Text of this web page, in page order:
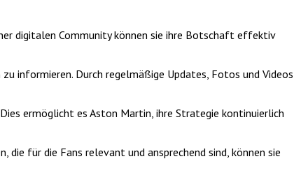
digitalen Community können sie ihre Botschaft effektiv
informieren. Durch regelmäßige Updates, Fotos und Videos
ermöglicht es Aston Martin, ihre Strategie kontinuierlich
für die Fans relevant und ansprechend sind, können sie